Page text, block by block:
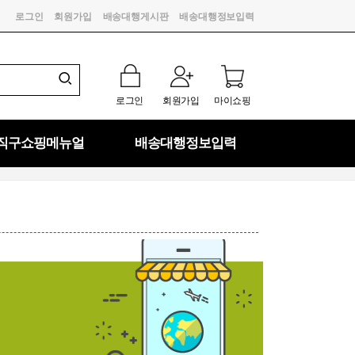
로그인 회원가입 배송대행게시판 배송대행정보입력
로그인 회원가입 마이쇼핑
구쇼핑메뉴얼 배송대행정보입력